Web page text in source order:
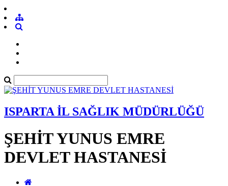
ISPARTA İL SAĞLIK MÜDÜRLÜĞÜ
ŞEHİT YUNUS EMRE
DEVLET HASTANESİ